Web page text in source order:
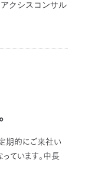
クシスコンサル
期的にご来社い
ています。中長